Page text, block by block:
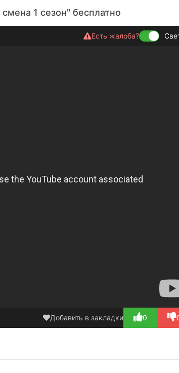
1 сезон" бесплатно
Есть жалоба?
Добавить в закладки 0